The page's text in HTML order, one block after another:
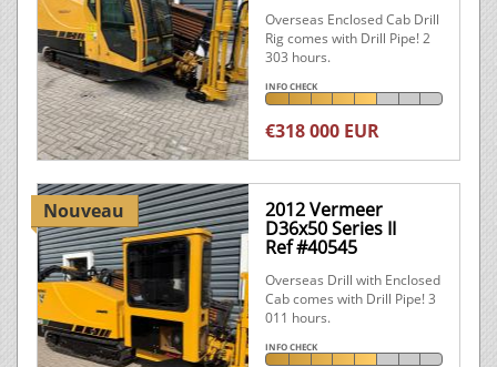
Overseas Enclosed Cab Drill
Rig comes with Drill Pipe! 2
303 hours.
INFO CHECK
€318 000 EUR
Nouveau 2012 Vermeer
D36x50 Series II
Ref #40545
Overseas Drill with Enclosed
Cab comes with Drill Pipe! 3
011 hours.
INFO CHECK